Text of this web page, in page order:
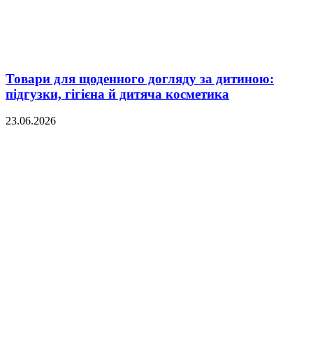
Товари для щоденного догляду за дитиною:
підгузки, гігієна й дитяча косметика
23.06.2026